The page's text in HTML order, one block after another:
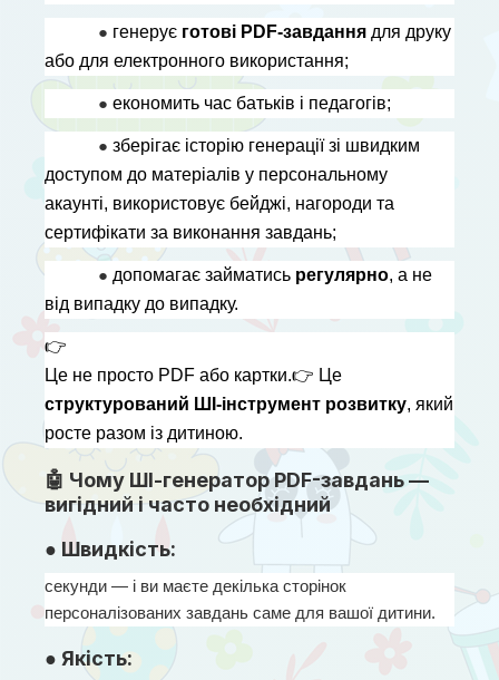
● генерує готові PDF-завдання для друку
або для електронного використання;
● економить час батьків і педагогів;
● зберігає історію генерації зі швидким
доступом до матеріалів у персональному
акаунті, використовує бейджі, нагороди та
сертифікати за виконання завдань;
● допомагає займатись регулярно, а не
від випадку до випадку.
👉
Це не просто PDF або картки.👉
структурований ШІ-інструмент розвитку, який
росте разом із дитиною.
🤖 Чому ШІ-генератор PDF-завдань —
вигідний і часто необхідний
● Швидкість:
секунди — і ви маєте декілька сторінок
персоналізованих завдань саме для вашої дитини.
● Якість: